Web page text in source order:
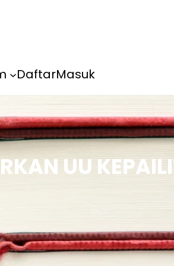
DaftarMasuk
UU